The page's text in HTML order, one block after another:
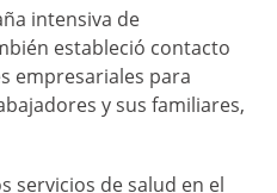
intensiva de
estableció contacto
empresariales para
y sus familiares,
servicios de salud en el